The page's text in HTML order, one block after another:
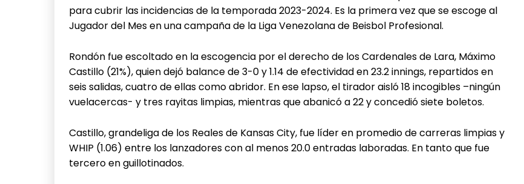
para cubrir las incidencias de la temporada 2023-2024. Es la primera vez que se escoge al
Jugador del Mes en una campaña de la Liga Venezolana de Beisbol Profesional.
Rondón fue escoltado en la escogencia por el derecho de los Cardenales de Lara, Máximo
Castillo (21%), quien dejó balance de 3-0 y 1.14 de efectividad en 23.2 innings, repartidos en
seis salidas, cuatro de ellas como abridor. En ese lapso, el tirador aisló 18 incogibles –ningún
vuelacercas- y tres rayitas limpias, mientras que abanicó a 22 y concedió siete boletos.
Castillo, grandeliga de los Reales de Kansas City, fue líder en promedio de carreras limpias y
WHIP (1.06) entre los lanzadores con al menos 20.0 entradas laboradas. En tanto que fue
tercero en guillotinados.